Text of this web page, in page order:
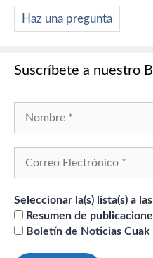
Haz una pregunta
Suscríbete a nuestro
Seleccionar la(s) lista(s) a
Resumen de
Boletín de Noticias Cuak